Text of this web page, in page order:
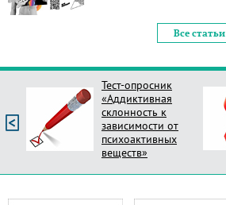
Все статьи
Тест-опросник
«Аддиктивная
склонность к
зависимости от
психоактивных
веществ»